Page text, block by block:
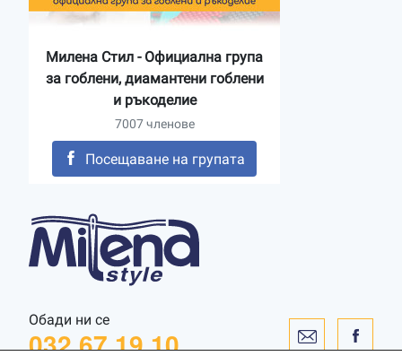
Обади ни се
032 67 19 10
Милена Стил - Официална група
за гоблени, диамантени гоблени
и ръкоделие
7007 членове
Посещаване на групата